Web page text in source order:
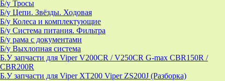
Б/у Тросы
Б/у Цепи. Звёзды. Ходовая
Б/у Колеса и комплектующие
Б/у Система питания. Фильтра
Б/у рама с документами
Б/у Выхлопная система
Б.У запчасти для Viper V200CR / V250CR G-max CBR150R /
CBR200R
Б.У запчасти для Viper XT200 Viper ZS200J (Разборка)